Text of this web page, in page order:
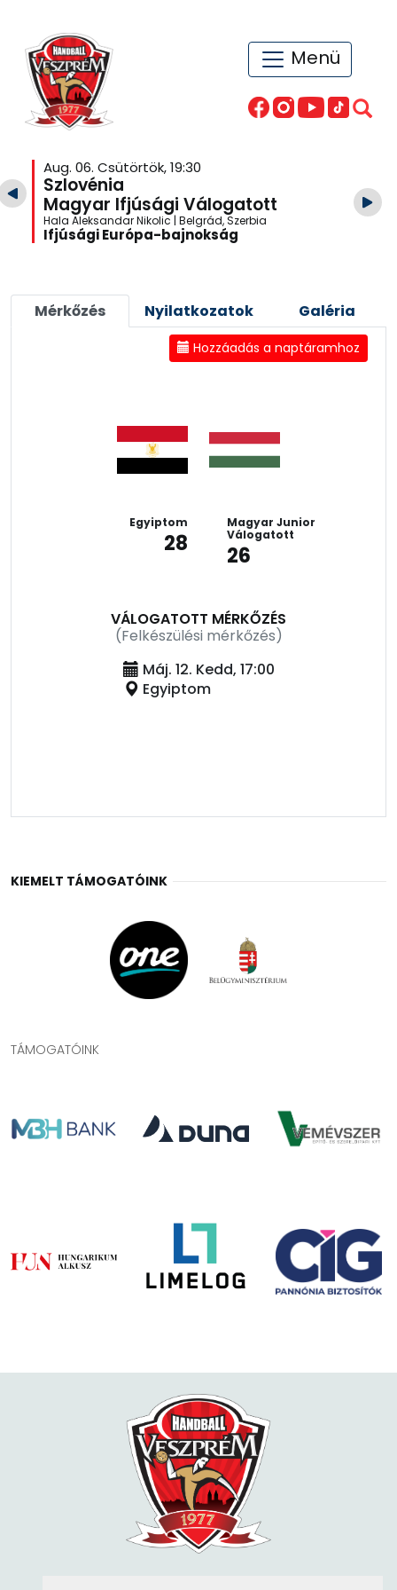
Menü
Aug. 06. Csütörtök, 19:30
Szlovénia
Magyar Ifjúsági Válogatott
Hala Aleksandar Nikolic | Belgrád, Szerbia
Ifjúsági Európa-bajnokság
Mérkőzés Nyilatkozatok Galéria
Hozzáadás a naptáramhoz
Egyiptom
28
Magyar Junior
Válogatott
26
VÁLOGATOTT MÉRKŐZÉS
(Felkészülési mérkőzés)
Máj. 12. Kedd, 17:00
Egyiptom
KIEMELT TÁMOGATÓINK
TÁMOGATÓINK